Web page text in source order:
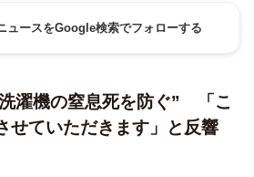
ュースをGoogle検索でフォローする
濯機の窒息死を防ぐ” 「こ
せていただきます」と反響